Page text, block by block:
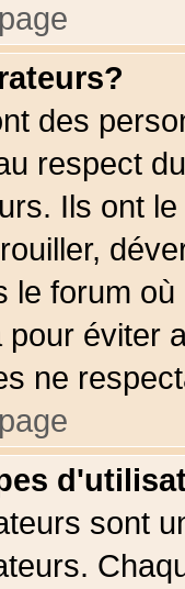
des
respect
Ils ont
le forum
pour éviter
ne
sont